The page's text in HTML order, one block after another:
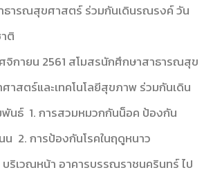
ธารณสุขศาสตร์ ร่วมกันเดินรณรงค์ วัน
ติ
ายน 2561 สโมสรนักศึกษาสาธารณสุข
าสตร์และเทคโนโลยีสุขภาพ ร่วมกันเดิน
นธ์ 1. การสวมหมวกกันน็อค ป้องกัน
2. การป้องกันโรคในฤดูหนาว
บริเวณหน้า อาคารบรรณราชนครินทร์ ไป